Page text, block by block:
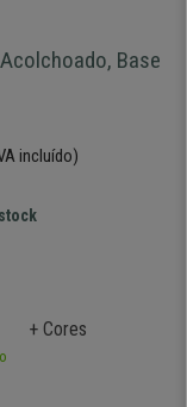
Base
incluído)
+ Cores